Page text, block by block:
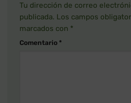
Tu dirección de correo
publicada. Los campos
marcados con *
Comentario *